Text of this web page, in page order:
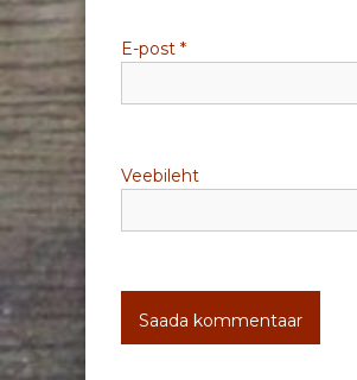
e
E-post *
Veebileht